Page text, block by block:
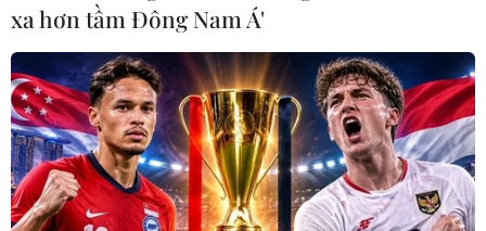
#ASEAN-Trung Quốc #Hội chợ CAEXPO
#COVID-19
#ACFTA
Brunei Campuchia
Indonesia
Lào
Malaysia Myanmar
Philippines
Singapore
Thái Lan Trung Quốc
xa hơn tầm Đông Nam Á'